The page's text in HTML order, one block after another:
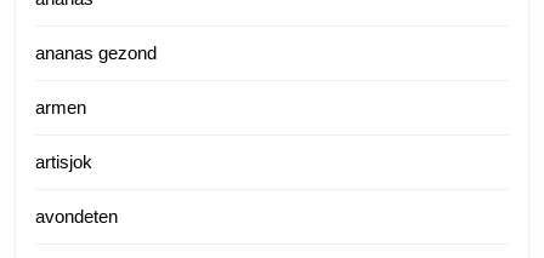
ananas gezond
armen
artisjok
avondeten